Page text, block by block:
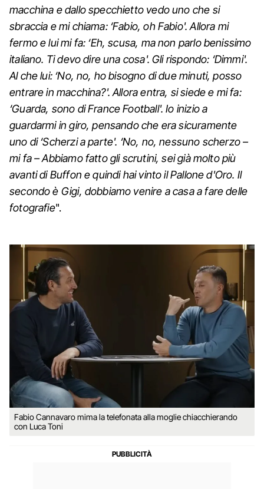
macchina e dallo specchietto vedo uno che si
sbraccia e mi chiama: ‘Fabio, oh Fabio'. Allora mi
fermo e lui mi fa: ‘Eh, scusa, ma non parlo benissimo
italiano. Ti devo dire una cosa'. Gli rispondo: ‘Dimmi'.
Al che lui: ‘No, no, ho bisogno di due minuti, posso
entrare in macchina?'. Allora entra, si siede e mi fa:
‘Guarda, sono di France Football'. Io inizio a
guardarmi in giro, pensando che era sicuramente
uno di ‘Scherzi a parte'. ‘No, no, nessuno scherzo –
mi fa – Abbiamo fatto gli scrutini, sei già molto più
avanti di Buffon e quindi hai vinto il Pallone d'Oro. Il
secondo è Gigi, dobbiamo venire a casa a fare delle
fotografie".
Fabio Cannavaro mima la telefonata alla moglie chiacchierando
con Luca Toni